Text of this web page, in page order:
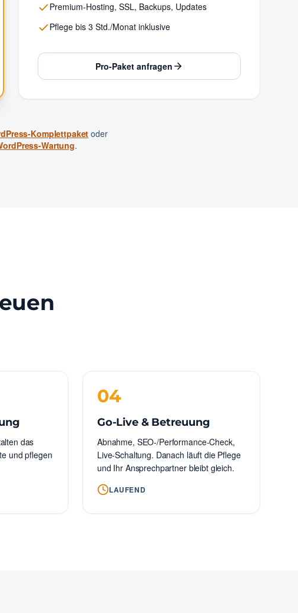
Premium-Hosting, SSL, Backups, Updates
Pflege bis 3 Std./Monat inklusive
Pro-Paket anfragen
Komplettpaket oder
Wartung.
das
und pflegen
04
Go-Live & Betreuung
Abnahme, SEO-/Performance-Check,
Live-Schaltung. Danach läuft die Pflege
und Ihr Ansprechpartner bleibt gleich.
LAUFEND